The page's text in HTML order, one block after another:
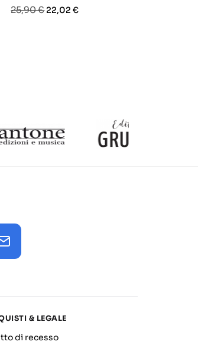
Prezzo
25,90 €Prezzo
22,02 €
& LEGALE
di recesso